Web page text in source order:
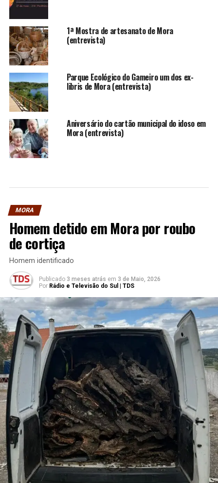
1ª Mostra de artesanato de Mora
(entrevista)
Parque Ecológico do Gameiro um dos ex-
libris de Mora (entrevista)
Aniversário do cartão municipal do idoso em
Mora (entrevista)
MORA
Homem detido em Mora por roubo
de cortiça
Homem identificado
Publicado 3 meses atrás em 3 de Maio, 2026
Por Rádio e Televisão do Sul | TDS